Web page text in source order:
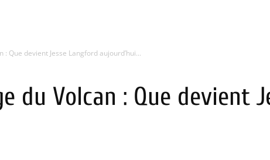
Que devient Jesse Langford aujourd’hui...
du Volcan : Que devient